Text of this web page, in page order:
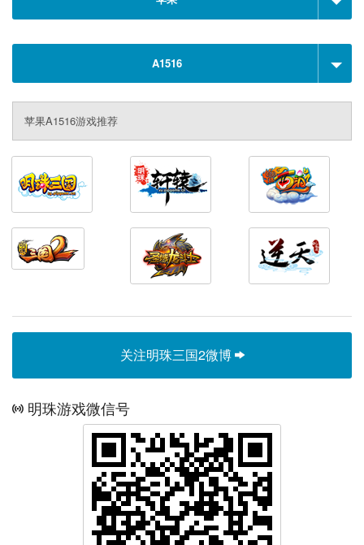
A1516
苹果A1516游戏推荐
关注明珠三国2微博
明珠游戏微信号